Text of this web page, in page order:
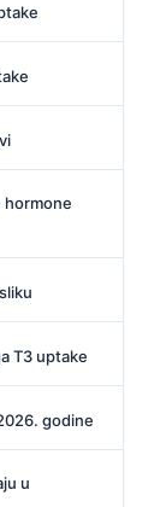
hormone
T3 uptake
godine
u